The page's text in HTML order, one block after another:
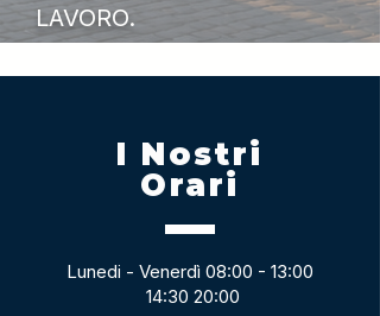
LAVORO.
I Nostri
Orari
Lunedi - Venerdì 08:00 - 13:00
14:30 20:00